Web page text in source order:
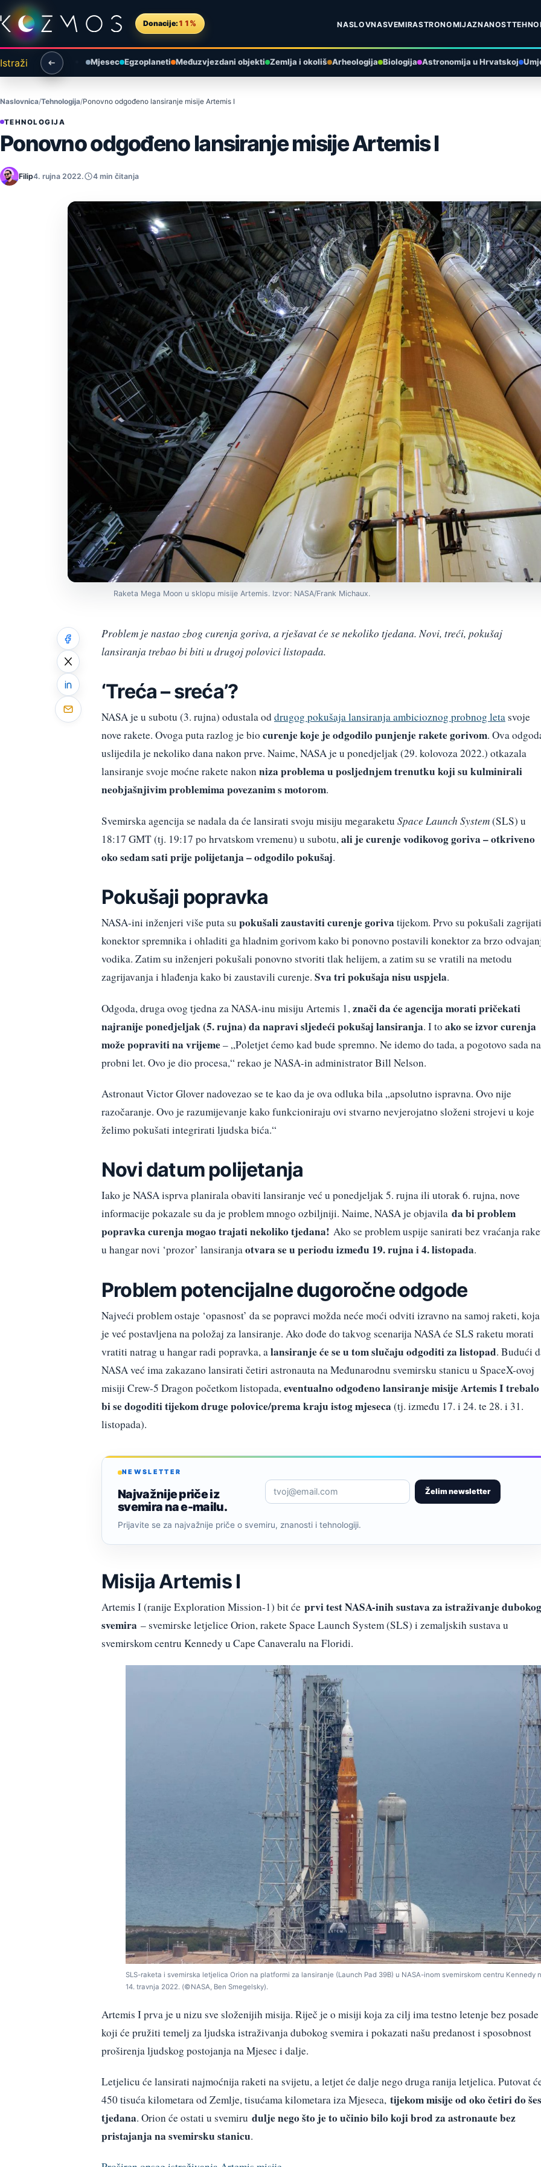
Preskoči na sadržaj
Donacije: 11% NASLOVNASVEMIRASTRONOMIJAZNANOST
Istraži Mjesec Egzoplaneti Međuzvjezdani objekti Zemlja i okoliš Arheologija Biologija Astronomija u Hrvatskoj
Naslovnica Tehnologija Ponovno odgođeno lansiranje misije Artemis I
TEHNOLOGIJA
Ponovno odgođeno lansiranje misije Artemis I
Filip4. rujna 2022. 4 min čitanja
Raketa Mega Moon u sklopu misije Artemis. Izvor: NASA/Frank Michaux.
Problem je nastao zbog curenja goriva, a rješavat će se nekoliko tjedana. Novi, treći, pokušaj
lansiranja trebao bi biti u drugoj polovici listopada.
‘Treća – sreća’?
NASA je u subotu (3. rujna) odustala oddrugog pokušaja lansiranja ambicioznog probnog letasvoje
nove rakete. Ovoga puta razlog je bio curenje koje je odgodilo punjenje rakete gorivom. Ova
uslijedila je nekoliko dana nakon prve. Naime, NASA je u ponedjeljak (29. kolovoza 2022.) otkazala
lansiranje svoje moćne rakete nakonniza problema u posljednjem trenutku koji su kulminirali
neobjašnjivim problemima povezanim s motorom.
Svemirska agencija se nadala da će lansirati svoju misiju megaraketu Space Launch System(SLS) u
18:17 GMT (tj. 19:17 po hrvatskom vremenu) u subotu, ali je curenje vodikovog goriva – otkriveno
oko sedam sati prije polijetanja – odgodilo pokušaj.
Pokušaji popravka
NASA-ini inženjeri više puta su pokušali zaustaviti curenje goriva tijekom. Prvo su pokušali zagrijati
konektor spremnika i ohladiti ga hladnim gorivom kako bi ponovno postavili konektor za brzo
vodika. Zatim su inženjeri pokušali ponovno stvoriti tlak helijem, a zatim su se vratili na metodu
zagrijavanja i hlađenja kako bi zaustavili curenje. Sva tri pokušaja nisu uspjela.
Odgoda, druga ovog tjedna za NASA-inu misiju Artemis 1, znači da će agencija morati pričekati
najranije ponedjeljak (5. rujna) da napravi sljedeći pokušaj lansiranja. I to ako se izvor curenja
može popraviti na vrijeme– „Poletjet ćemo kad bude spremno. Ne idemo do tada, a pogotovo sada na
probni let. Ovo je dio procesa,“ rekao je NASA-in administrator Bill Nelson.
Astronaut Victor Glover nadovezao se te kao da je ova odluka bila „apsolutno ispravna. Ovo nije
razočaranje. Ovo je razumijevanje kako funkcioniraju ovi stvarno nevjerojatno složeni strojevi u koje
želimo pokušati integrirati ljudska bića.“
Novi datum polijetanja
Iako je NASA isprva planirala obaviti lansiranje već u ponedjeljak 5. rujna ili utorak 6. rujna, nove
informacije pokazale su da je problem mnogo ozbiljniji. Naime, NASA je objavila da bi problem
popravka curenja mogao trajati nekoliko tjedana! Ako se problem uspije sanirati bez vraćanja
u hangar novi ‘prozor’ lansiranjaotvara se u periodu između 19. rujna i 4. listopada.
Problem potencijalne dugoročne odgode
Najveći problem ostaje ‘opasnost’ da se popravci možda neće moći odviti izravno na samoj raketi, koja
je već postavljena na položaj za lansiranje. Ako dođe do takvog scenarija NASA će SLS raketu morati
vratiti natrag u hangar radi popravka, alansiranje će se u tom slučaju odgoditi za listopad. Budući
NASA već ima zakazano lansirati četiri astronauta na Međunarodnu svemirsku stanicu u SpaceX-ovoj
misiji Crew-5 Dragon početkom listopada,eventualno odgođeno lansiranje misije Artemis I trebalo
bi se dogoditi tijekom druge polovice/prema kraju istog mjeseca (tj. između 17. i 24. te 28. i 31.
listopada).
NEWSLETTER
Najvažnije priče iz
svemira na e-mailu.
Želim newsletter
Prijavite se za najvažnije priče o svemiru, znanosti i tehnologiji.
Misija Artemis I
Artemis I (ranije Exploration Mission-1) bit će prvi test NASA-inih sustava za istraživanje dubokog
svemira – svemirske letjelice Orion, rakete Space Launch System (SLS) i zemaljskih sustava u
svemirskom centru Kennedy u Cape Canaveralu na Floridi.
SLS-raketa i svemirska letjelica Orion na platformi za lansiranje (Launch Pad 39B) u NASA-inom svemirskom centru Kennedy
14. travnja 2022. (©NASA, Ben Smegelsky).
Artemis I prva je u nizu sve složenijih misija. Riječ je o misiji koja za cilj ima testno letenje bez posade
koji će pružiti temelj za ljudska istraživanja dubokog svemira i pokazati našu predanost i sposobnost
proširenja ljudskog postojanja na Mjesec i dalje.
Letjelicu će lansirati najmoćnija raketi na svijetu, a letjet će dalje nego druga ranija letjelica. Putovat
450 tisuća kilometara od Zemlje, tisućama kilometara iza Mjeseca, tijekom misije od oko četiri do
tjedana. Orion će ostati u svemiru dulje nego što je to učinio bilo koji brod za astronaute bez
pristajanja na svemirsku stanicu.